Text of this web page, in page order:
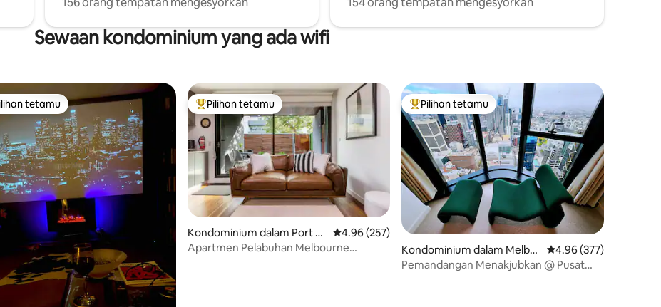
Sewaan kondominium yang ada wifi
daripada 5, 269 ulasan
utama tetamu
tetamu Pilihan utama tetamu
Pilihan tetamu
Kondominium dalam Port M
elbourne
Penarafan purata 4.96 daripada 5, 257 ulasan
4.96 (257)
Apartmen Pelabuhan Melbourne
Pilihan utama tetamu
Pilihan tetamu
Kondominium dalam Melbo
urne
Penarafan purata 4.96
4.96 (377)
Pemandangan Menakjubkan @ Pusat